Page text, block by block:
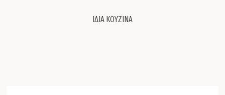
ΙΔΙΑ ΚΟΥΖΙΝΑ